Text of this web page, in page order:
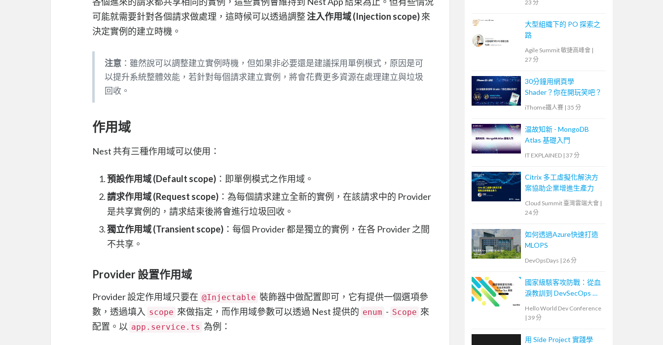
可能就需要針對各個請求做處理，這時候可以透過調整注入作用域 (Injection scope)來
決定實例的建立時機。
注意 ：雖然說可以調整建立實例時機，但如果非必要還是建議採用單例模式，原因是可
以提升系統整體效能，若針對每個請求建立實例，將會花費更多資源在處理建立與垃圾
回收。
作用域
Nest 共有三種作用域可以使用：
預設作用域 (Default scope) ：即單例模式之作用域。
請求作用域 (Request scope) ：為每個請求建立全新的實例，在該請求中的 Provider
是共享實例的，請求結束後將會進行垃圾回收。
獨立作用域 (Transient scope) ：每個 Provider 都是獨立的實例，在各 Provider 之間
不共享。
Provider 設置作用域
Provider 設定作用域只要在 @Injectable 裝飾器中做配置即可，它有提供一個選項參
數，透過填入 scope 來做指定，而作用域參數可以透過 Nest 提供的 enum - Scope 來
配置。以 app.service.ts 為例：
23 分
大型組織下的 PO 探索之
路
Agile Summit 敏捷高峰會 |
27 分
30分鐘用網頁學
Shader？你在開玩笑吧？
iThome鐵人賽 | 35 分
温故知新 - MongoDB
Atlas 基礎入門
IT EXPLAINED | 37 分
Citrix 多工虛擬化解決方
案協助企業增進生產力
Cloud Summit 臺灣雲端大會 |
24 分
如何透過Azure快速打造
MLOPS
DevOpsDays | 26 分
國家級駭客攻防戰：從血
淚教訓到 DevSecOps 實
Hello World Dev Conference
| 39 分
用 Side Project 實踐學